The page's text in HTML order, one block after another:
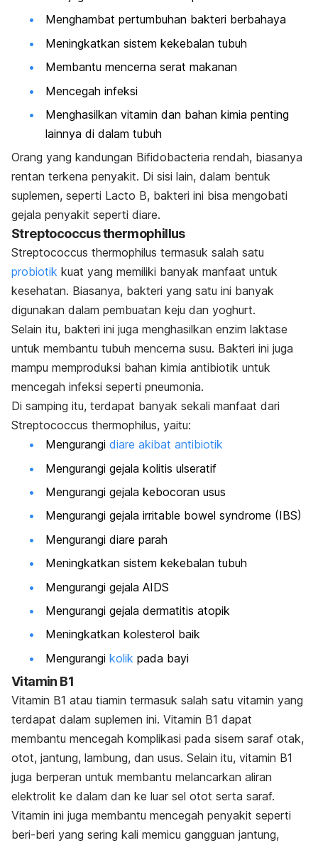
Menghambat pertumbuhan bakteri berbahaya
Meningkatkan sistem kekebalan tubuh
Membantu mencerna serat makanan
Mencegah infeksi
Menghasilkan vitamin dan bahan kimia penting
lainnya di dalam tubuh
Orang yang kandungan Bifidobacteria rendah, biasanya
rentan terkena penyakit. Di sisi lain, dalam bentuk
suplemen, seperti Lacto B, bakteri ini bisa mengobati
gejala penyakit seperti diare.
Streptococcus thermophillus
Streptococcus thermophilus termasuk salah satu
probiotik kuat yang memiliki banyak manfaat untuk
kesehatan. Biasanya, bakteri yang satu ini banyak
digunakan dalam pembuatan keju dan yoghurt.
Selain itu, bakteri ini juga menghasilkan enzim laktase
untuk membantu tubuh mencerna susu. Bakteri ini juga
mampu memproduksi bahan kimia antibiotik untuk
mencegah infeksi seperti pneumonia.
Di samping itu, terdapat banyak sekali manfaat dari
Streptococcus thermophilus, yaitu:
Mengurangi diare akibat antibiotik
Mengurangi gejala kolitis ulseratif
Mengurangi gejala kebocoran usus
Mengurangi gejala irritable bowel syndrome (IBS)
Mengurangi diare parah
Meningkatkan sistem kekebalan tubuh
Mengurangi gejala AIDS
Mengurangi gejala dermatitis atopik
Meningkatkan kolesterol baik
Mengurangi kolik pada bayi
Vitamin B1
Vitamin B1 atau tiamin termasuk salah satu vitamin yang
terdapat dalam suplemen ini. Vitamin B1 dapat
membantu mencegah komplikasi pada sisem saraf otak,
otot, jantung, lambung, dan usus. Selain itu, vitamin B1
juga berperan untuk membantu melancarkan aliran
elektrolit ke dalam dan ke luar sel otot serta saraf.
Vitamin ini juga membantu mencegah penyakit seperti
beri-beri yang sering kali memicu gangguan jantung,